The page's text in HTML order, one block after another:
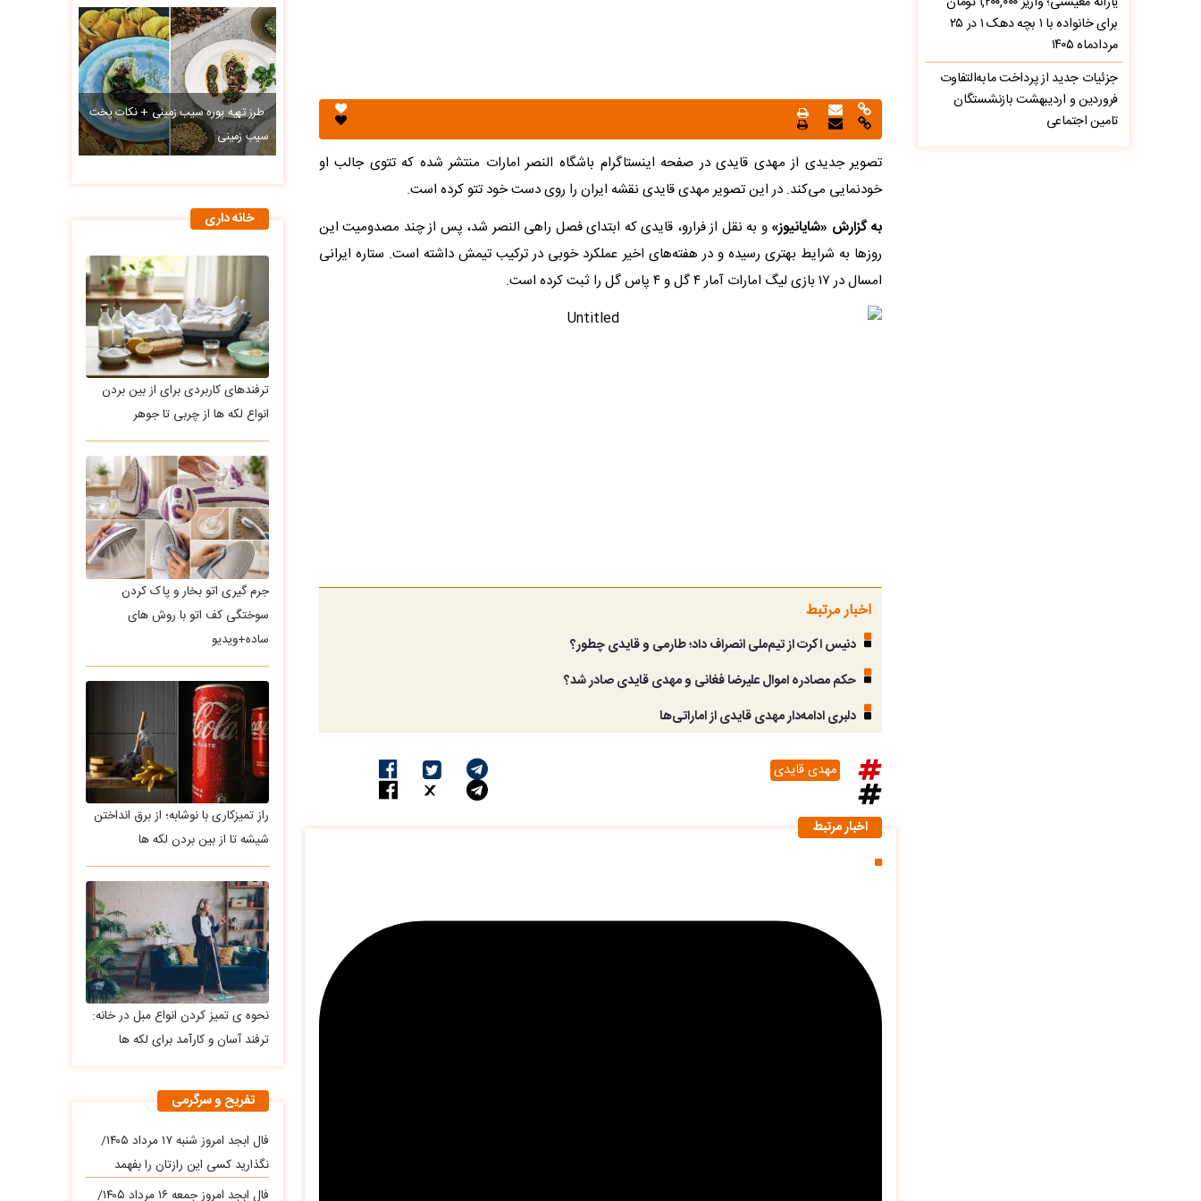
تصویر جدیدی از مهدی قایدی در صفحه اینستاگرام باشگاه النصر امارات منتشر شده که تتوی جالب او
خودنمایی می‌کند. در این تصویر مهدی قایدی نقشه ایران را روی دست خود تتو کرده است.
به گزارش «شایانیوز» و به نقل از فرارو، قایدی که ابتدای فصل راهی النصر شد، پس از چند مصدومیت این
روزها به شرایط بهتری رسیده و در هفته‌های اخیر عملکرد خوبی در ترکیب تیمش داشته است. ستاره ایرانی
امسال در ۱۷ بازی لیگ امارات آمار ۴ گل و ۴ پاس گل را ثبت کرده است.
اخبار مرتبط
دنیس اکرت از تیم‌ملی انصراف داد؛ طارمی و قایدی چطور؟
حکم مصادره اموال علیرضا فغانی و مهدی قایدی صادر شد؟
دلبری ادامه‌دار مهدی قایدی از اماراتی‌ها
مهدی قایدی
اخبار مرتبط
طرز تهیه پوره سیب زمینی + نکات پخت
سیب زمینی
خانه داری
ترفندهای کاربردی برای از بین بردن
انواع لکه ها از چربی تا جوهر
جرم گیری اتو بخار و پاک کردن
سوختگی کف اتو با روش های
ساده+ویدیو
راز تمیزکاری با نوشابه؛ از برق انداختن
شیشه تا از بین بردن لکه ها
نحوه ی تمیز کردن انواع مبل در خانه:
ترفند آسان و کارآمد برای لکه ها
تفریح و سرگرمی
فال ابجد امروز شنبه ۱۷ مرداد ۱۴۰۵/
نگذارید کسی این رازتان را بفهمد
فال ابجد امروز جمعه ۱۶ مرداد ۱۴۰۵/
برای خانواده با ۱ بچه دهک ۱ در ۲۵
مردادماه ۱۴۰۵
جزئیات جدید از پرداخت مابه‌التفاوت
فروردین و اردیبهشت بازنشستگان
تامین اجتماعی